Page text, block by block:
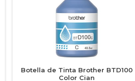
Botella de Tinta Brother BTD100
Color Cian